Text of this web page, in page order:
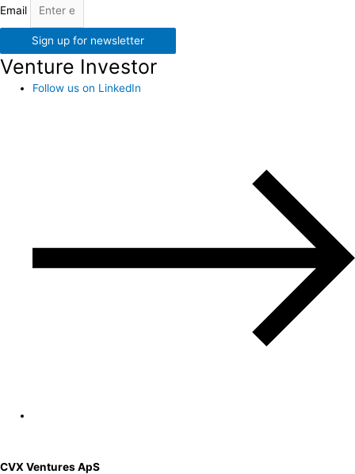
Email
Sign up for newsletter
Venture Investor
Follow us on LinkedIn
CVX Ventures ApS